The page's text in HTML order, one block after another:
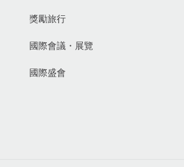
獎勵旅行
國際會議・展覽
國際盛會